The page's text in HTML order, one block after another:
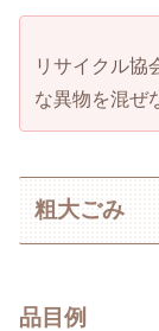
リサイクル協
な異物を混ぜ
粗大ごみ
品目例